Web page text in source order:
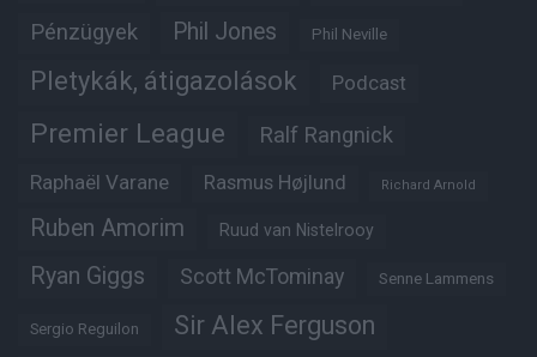
Pénzügyek Phil Jones Phil Neville
Pletykák, átigazolások Podcast
Premier League Ralf Rangnick
Raphaël Varane Rasmus Højlund Richard Arnold
Ruben Amorim Ruud van Nistelrooy
Ryan Giggs Scott McTominay Senne Lammens
Sergio Reguilon Sir Alex Ferguson